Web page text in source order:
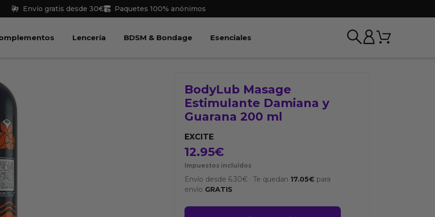
Envío gratis desde 30€ Paquetes 100% anónimos
Juguetes Abrir Complementos
Lencería Abrir Lencería
BDSM & Bondage Abrir BDSM & Bondage
Esenciales Carrito
BodyLub Masage
Estimulante Damiana y
Guarana 200 ml
EXCITE
12.95€
Impuestos incluídos
Envío desde 6.30€ ·Te quedan 17.05€ para
envío GRATIS
BodyLub